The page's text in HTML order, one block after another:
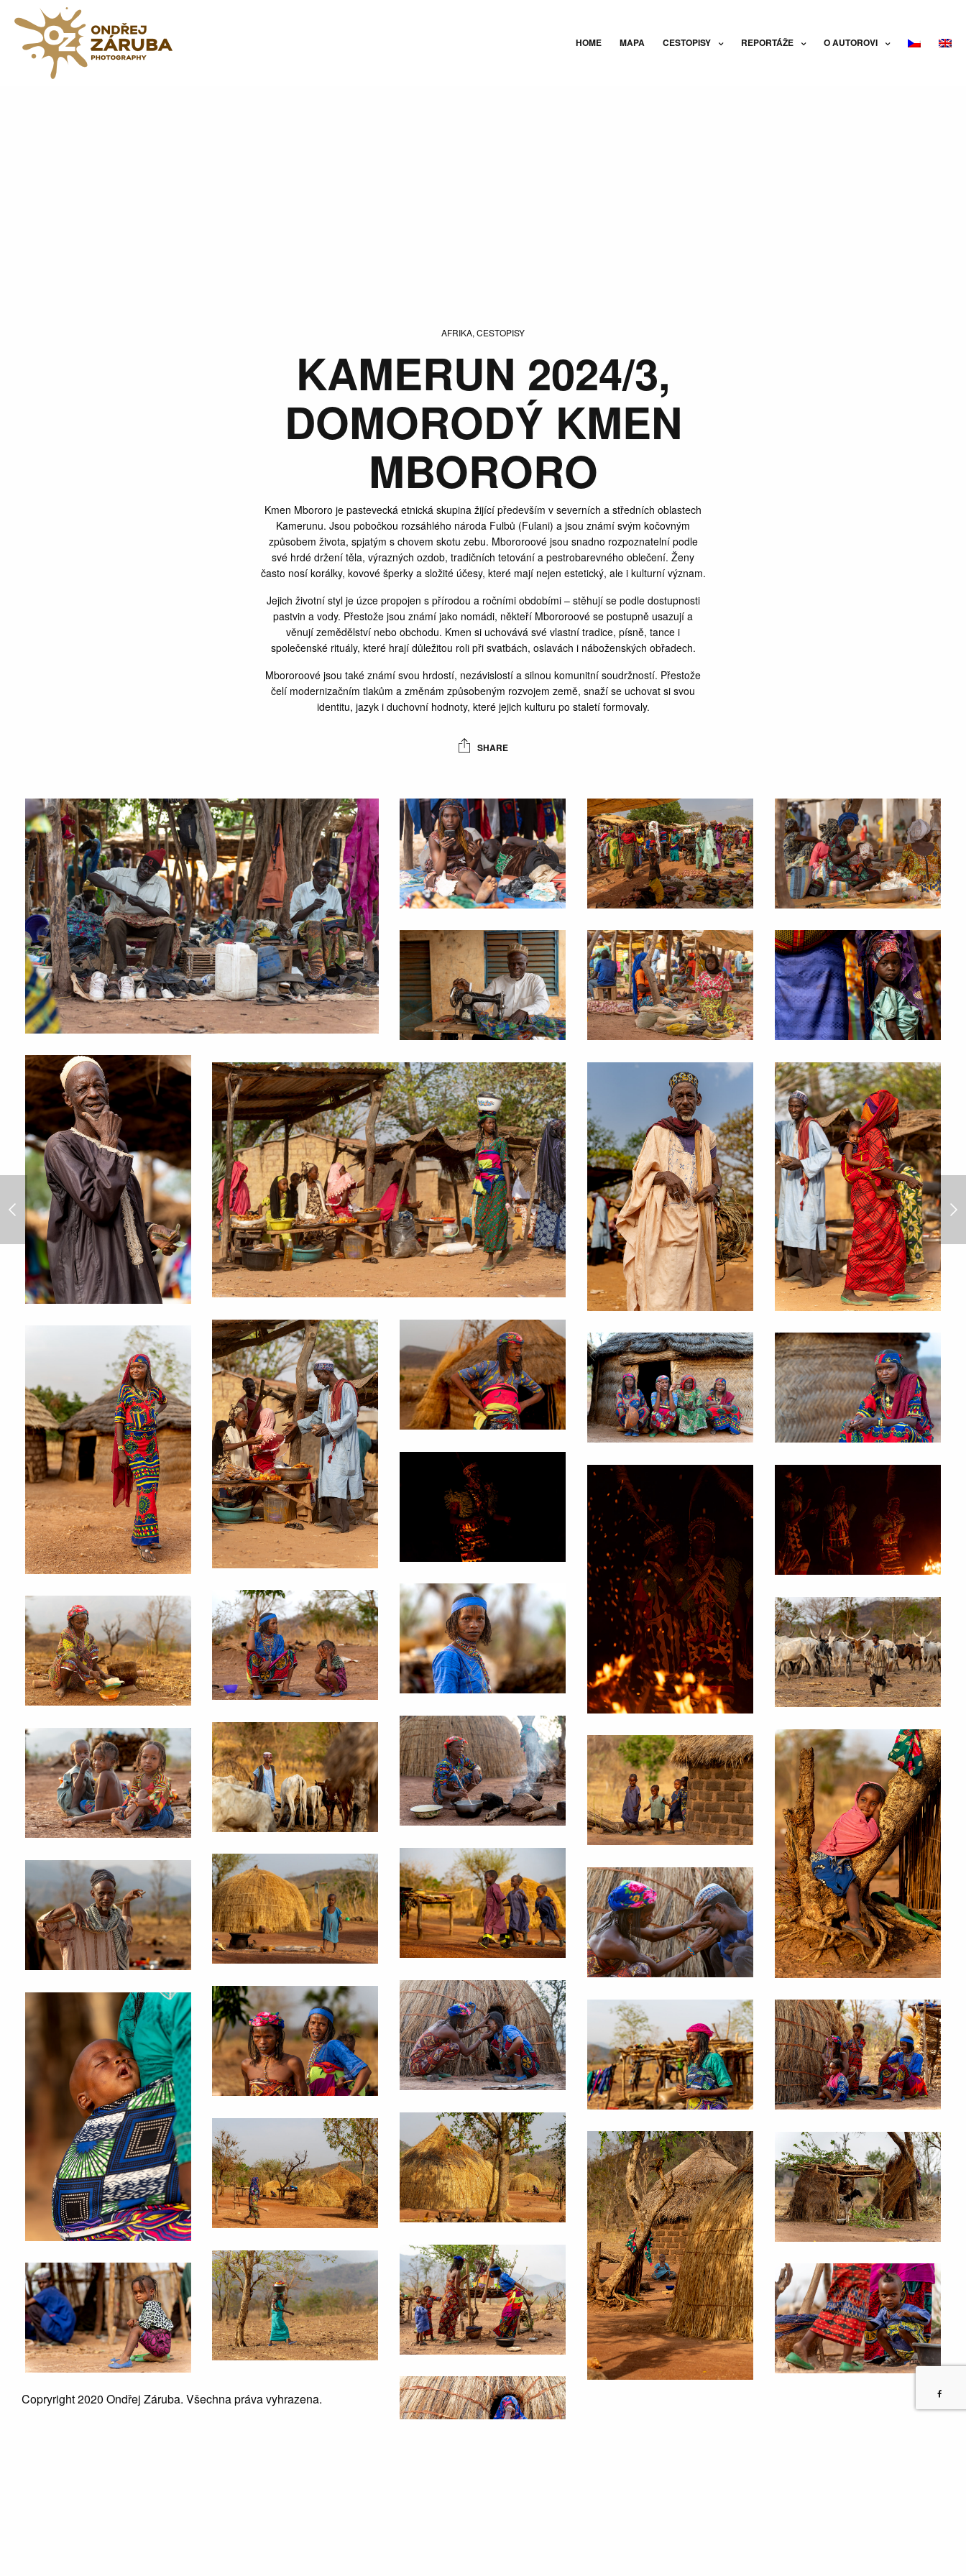
HOME MAPA CESTOPISY REPORTÁŽE O AUTOROVI
Rally Dakar 2024
Kamerun 2024/3, domorodý
kmen Dupa
AFRIKA, CESTOPISY
KAMERUN 2024/3,
DOMORODÝ KMEN
MBORORO
Kmen Mbororo je pastevecká etnická skupina žijící především v severních a středních oblastech
Kamerunu. Jsou pobočkou rozsáhlého národa Fulbů (Fulani) a jsou známí svým kočovným
způsobem života, spjatým s chovem skotu zebu. Mbororoové jsou snadno rozpoznatelní podle
své hrdé držení těla, výrazných ozdob, tradičních tetování a pestrobarevného oblečení. Ženy
často nosí korálky, kovové šperky a složité účesy, které mají nejen estetický, ale i kulturní význam.
Jejich životní styl je úzce propojen s přírodou a ročními obdobími – stěhují se podle dostupnosti
pastvin a vody. Přestože jsou známí jako nomádi, někteří Mbororoové se postupně usazují a
věnují zemědělství nebo obchodu. Kmen si uchovává své vlastní tradice, písně, tance i
společenské rituály, které hrají důležitou roli při svatbách, oslavách i náboženských obřadech.
Mbororoové jsou také známí svou hrdostí, nezávislostí a silnou komunitní soudržností. Přestože
čelí modernizačním tlakům a změnám způsobeným rozvojem země, snaží se uchovat si svou
identitu, jazyk i duchovní hodnoty, které jejich kulturu po staletí formovaly.
SHARE
Copryright 2020 Ondřej Záruba. Všechna práva vyhrazena.